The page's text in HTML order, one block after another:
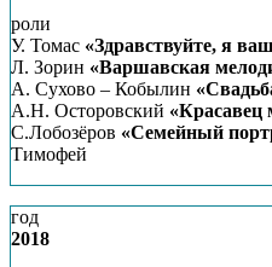
роли
У. Томас «Здравствуйте, я
Л. Зорин «Варшавская
А. Сухово – Кобылин
А.Н. Осторовский «Красавец
С.Лобозёров «Семейный
Тимофей
год
2018